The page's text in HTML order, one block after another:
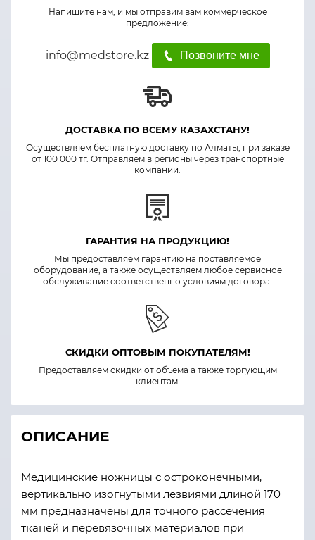
Напишите нам, и мы отправим вам коммерческое
предложение:
info@medstore.kz Позвоните мне
ДОСТАВКА ПО ВСЕМУ КАЗАХСТАНУ!
Осуществляем бесплатную доставку по Алматы, при заказе
от 100 000 тг. Отправляем в регионы через транспортные
компании.
ГАРАНТИЯ НА ПРОДУКЦИЮ!
Мы предоставляем гарантию на поставляемое
оборудование, а также осуществляем любое сервисное
обслуживание соответственно условиям договора.
СКИДКИ ОПТОВЫМ ПОКУПАТЕЛЯМ!
Предоставляем скидки от объема а также торгующим
клиентам.
ОПИСАНИЕ
Медицинские ножницы с остроконечными,
вертикально изогнутыми лезвиями длиной 170
мм предназначены для точного рассечения
тканей и перевязочных материалов при